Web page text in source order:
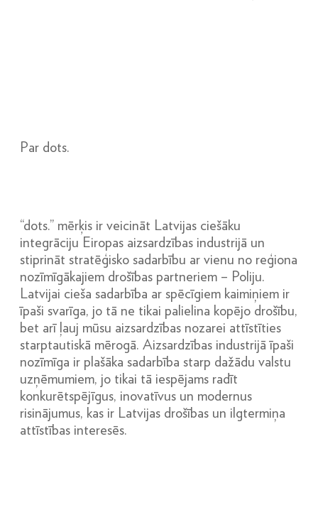
Par dots.
“dots.” mērķis ir veicināt Latvijas ciešāku
integrāciju Eiropas aizsardzības industrijā un
stiprināt stratēģisko sadarbību ar vienu no reģiona
nozīmīgākajiem drošības partneriem – Poliju.
Latvijai cieša sadarbība ar spēcīgiem kaimiņiem ir
īpaši svarīga, jo tā ne tikai palielina kopējo drošību,
bet arī ļauj mūsu aizsardzības nozarei attīstīties
starptautiskā mērogā. Aizsardzības industrijā īpaši
nozīmīga ir plašāka sadarbība starp dažādu valstu
uzņēmumiem, jo tikai tā iespējams radīt
konkurētspējīgus, inovatīvus un modernus
risinājumus, kas ir Latvijas drošības un ilgtermiņa
attīstības interesēs.